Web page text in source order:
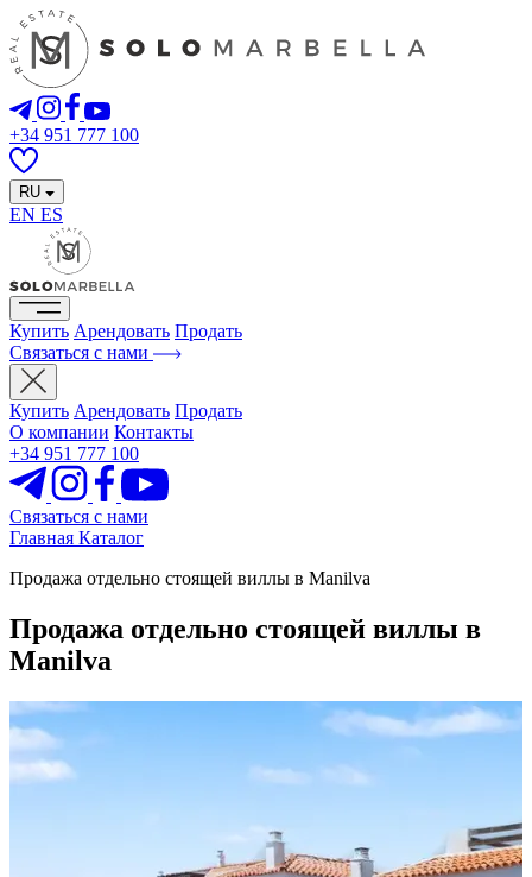
+34 951 777 100
RU
EN ES
Купить Арендовать Продать
Связаться с нами
Купить Арендовать Продать
О компании Контакты
+34 951 777 100
Связаться с нами
Главная Каталог
Продажа отдельно стоящей виллы в Manilva
Продажа отдельно стоящей виллы в
Manilva